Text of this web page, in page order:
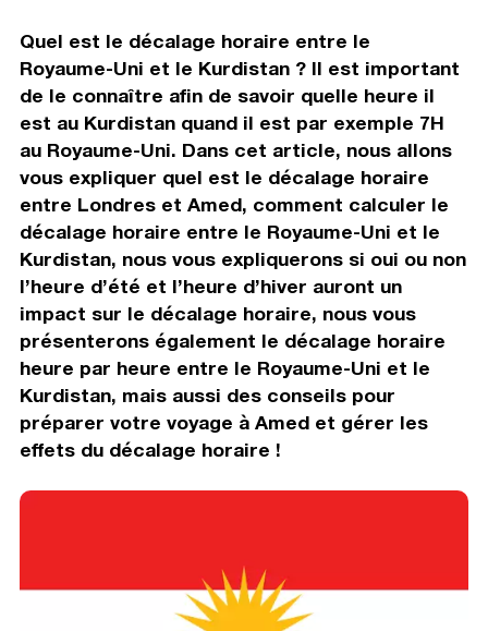
Quel est le décalage horaire entre le
Royaume-Uni et le Kurdistan ? Il est important
de le connaître afin de savoir quelle heure il
est au Kurdistan quand il est par exemple 7H
au Royaume-Uni. Dans cet article, nous allons
vous expliquer quel est le décalage horaire
entre Londres et Amed, comment calculer le
décalage horaire entre le Royaume-Uni et le
Kurdistan, nous vous expliquerons si oui ou non
l’heure d’été et l’heure d’hiver auront un
impact sur le décalage horaire, nous vous
présenterons également le décalage horaire
heure par heure entre le Royaume-Uni et le
Kurdistan, mais aussi des conseils pour
préparer votre voyage à Amed et gérer les
effets du décalage horaire !